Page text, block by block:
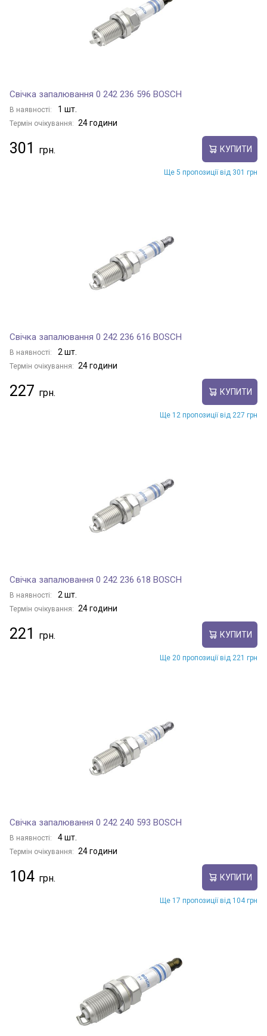
Свічка запалювання 0 242 236 596 BOSCH
В наявності: 1 шт.
Термін очікування: 24 години
301 КУПИТИ
Ще 5 пропозиції від 301 грн
Свічка запалювання 0 242 236 616 BOSCH
В наявності: 2 шт.
Термін очікування: 24 години
227 КУПИТИ
Ще 12 пропозиції від 227 грн
Свічка запалювання 0 242 236 618 BOSCH
В наявності: 2 шт.
Термін очікування: 24 години
221 КУПИТИ
Ще 20 пропозиції від 221 грн
Свічка запалювання 0 242 240 593 BOSCH
В наявності: 4 шт.
Термін очікування: 24 години
104 КУПИТИ
Ще 17 пропозиції від 104 грн